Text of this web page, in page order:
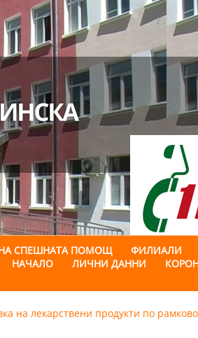
НА СПЕШНАТА ПОМОЩ ФИЛИАЛИ
НАЧАЛО ЛИЧНИ ДАННИ
на лекарствени продукти по